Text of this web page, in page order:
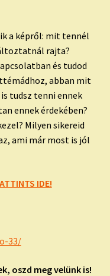
a képről: mit tennél
rajta?
és tudod
abban mit
tudsz tenni ennek
ennek érdekében?
Milyen sikereid
ami már most is jól
IDE!
33/
oszd meg velünk is!